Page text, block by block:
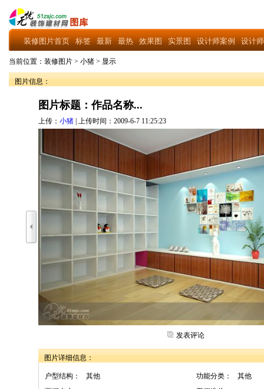
装修图片首页 标签 最新 最热 效果图 实景图 设计师案例 设计
当前位置： 装修图片 > 小猪 > 显示
图片信息：
图片标题：作品名称...
上传： 小猪 | 上传时间：2009-6-7 11:25:23
发表评论
图片详细信息：
户型结构： 其他 功能分类：
其他